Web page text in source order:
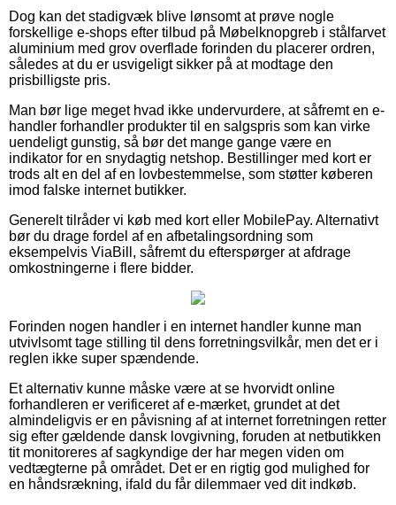
Dog kan det stadigvæk blive lønsomt at prøve nogle
forskellige e-shops efter tilbud på Møbelknopgreb i stålfarvet
aluminium med grov overflade forinden du placerer ordren,
således at du er usvigeligt sikker på at modtage den
prisbilligste pris.
Man bør lige meget hvad ikke undervurdere, at såfremt en e-
handler forhandler produkter til en salgspris som kan virke
uendeligt gunstig, så bør det mange gange være en
indikator for en snydagtig netshop. Bestillinger med kort er
trods alt en del af en lovbestemmelse, som støtter køberen
imod falske internet butikker.
Generelt tilråder vi køb med kort eller MobilePay. Alternativt
bør du drage fordel af en afbetalingsordning som
eksempelvis ViaBill, såfremt du efterspørger at afdrage
omkostningerne i flere bidder.
Forinden nogen handler i en internet handler kunne man
utvivlsomt tage stilling til dens forretningsvilkår, men det er i
reglen ikke super spændende.
Et alternativ kunne måske være at se hvorvidt online
forhandleren er verificeret af e-mærket, grundet at det
almindeligvis er en påvisning af at internet forretningen retter
sig efter gældende dansk lovgivning, foruden at netbutikken
tit monitoreres af sagkyndige der har megen viden om
vedtægterne på området. Det er en rigtig god mulighed for
en håndsrækning, ifald du får dilemmaer ved dit indkøb.